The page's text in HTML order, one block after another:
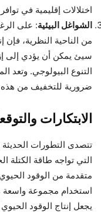
اختلالات إقليمية في
الشواغل البيئية: على
من الناحية النظرية، فإن
سيئ يمكن أن يؤدي إلى
التنوع البيولوجي. وتعد
ضرورية للتخفيف من
الابتكارات
تتصدى التطورات الحديثة
التي تواجه طاقة الكتلة
متقدمة من الوقود
استخدام مجموعة واسعة
يجعل إنتاج الوقود